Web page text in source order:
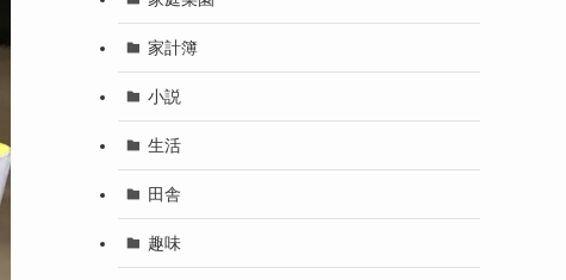
家計簿
小説
生活
田舎
趣味